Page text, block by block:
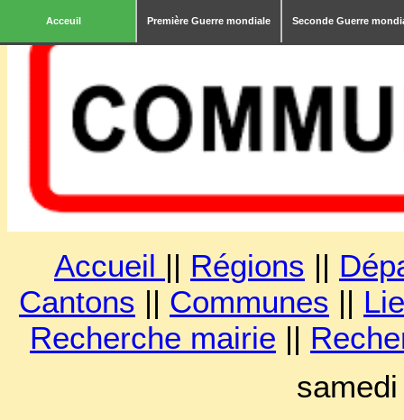
Acceuil Première Guerre mondiale Seconde Guerre
Accueil || Régions ||
Cantons || Communes ||
Recherche mairie ||